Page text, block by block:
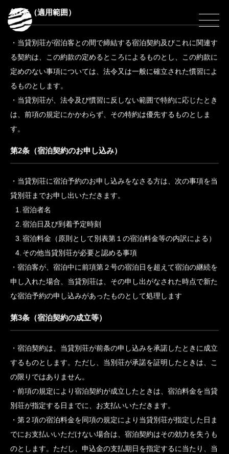
宿泊約款
宿泊約款
第1条（適用範囲）
る契約は、この約款の定めるところによるものとし、この約款に
るものとします。
当貸別荘が、法令及び慣習に反しない範囲で特約に応じたとき
は、前項の規定にかかわらず、その特約は優先するものとしま
す。
第2条（宿泊契約のお申し込み）
当貸別荘に宿泊予約のお申し込みをなさる方は、次の事項を当
貸別荘までお申し出いただきます。
宿泊日及び到着予定時刻
その他当貸別荘が必要と認める事項
宿泊客が、宿泊中に前項第２号の宿泊日を超えて宿泊の継続を
申し入れた場合、当貸別荘は、その申し出がなされた時点で新た
な宿泊予約の申し込みがあったものとして処理します
第3条（宿泊契約の成立等）
宿泊契約は、当貸別荘が前条の申し込みを承諾したときに成立